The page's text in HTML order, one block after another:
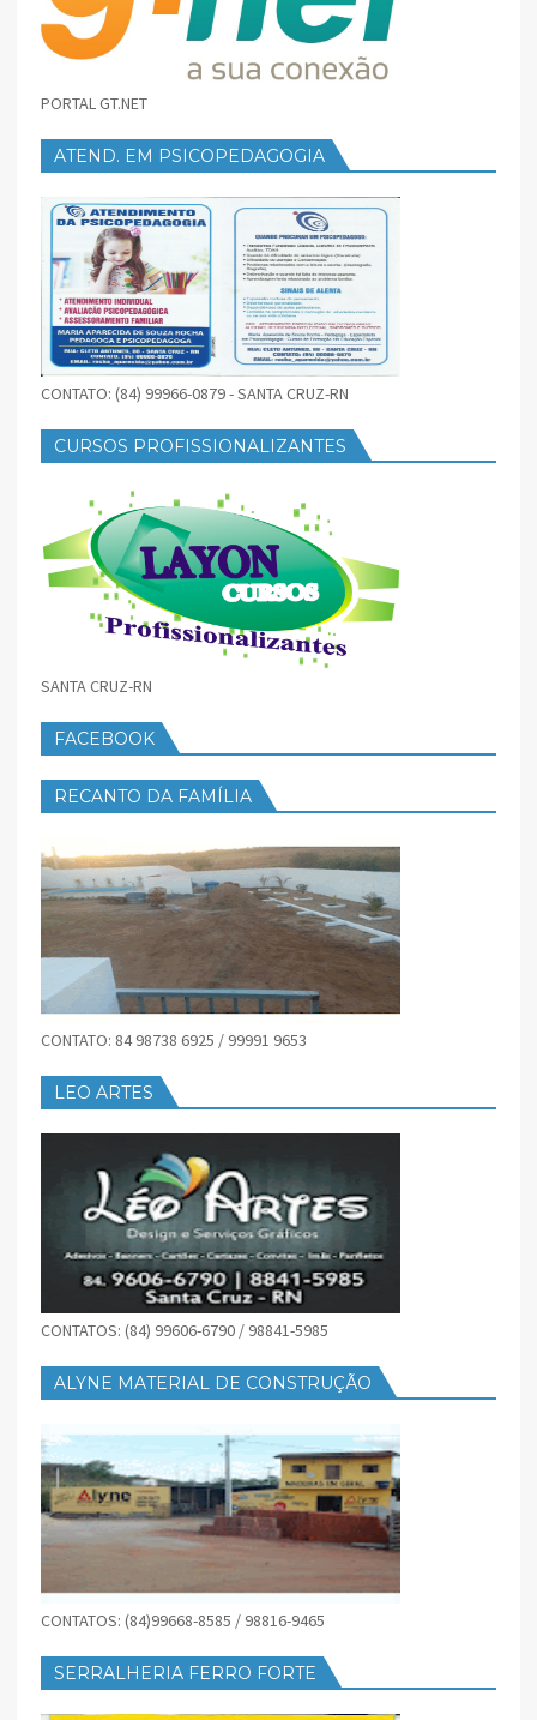
PORTAL GT.NET
ATEND. EM PSICOPEDAGOGIA
CONTATO: (84) 99966-0879 - SANTA CRUZ-RN
CURSOS PROFISSIONALIZANTES
SANTA CRUZ-RN
FACEBOOK
RECANTO DA FAMÍLIA
CONTATO: 84 98738 6925 / 99991 9653
LEO ARTES
CONTATOS: (84) 99606-6790 / 98841-5985
ALYNE MATERIAL DE CONSTRUÇÃO
CONTATOS: (84)99668-8585 / 98816-9465
SERRALHERIA FERRO FORTE